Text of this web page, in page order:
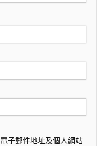
子郵件地址及個人網站